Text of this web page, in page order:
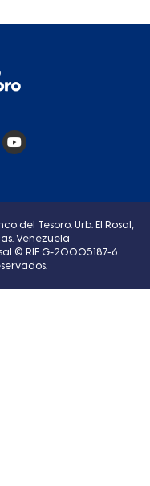
del Tesoro. Urb. El Rosal,
Venezuela
© RIF G-20005187-6.